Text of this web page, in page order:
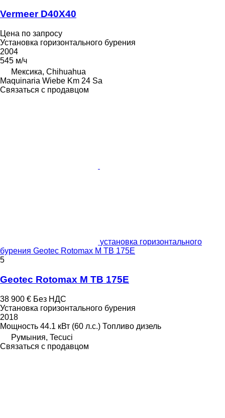
Vermeer D40X40
Цена по запросу
Установка горизонтального бурения
2004
545 м/ч
Мексика, Chihuahua
Maquinaria Wiebe Km 24 Sa
Связаться с продавцом
установка горизонтального
бурения Geotec Rotomax M TB 175E
5
Geotec Rotomax M TB 175E
38 900 € Без НДС
Установка горизонтального бурения
2018
Мощность 44.1 кВт (60 л.с.) Топливо дизель
Румыния, Tecuci
Связаться с продавцом